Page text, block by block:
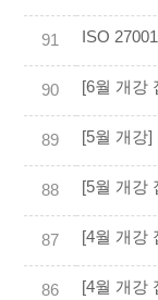
91
90
89
88
87
86